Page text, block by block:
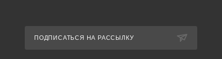
ПОДПИСАТЬСЯ НА РАССЫЛКУ